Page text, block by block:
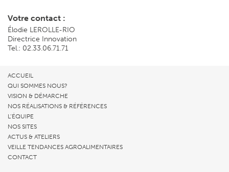
Votre contact :
Élodie LEROLLE-RIO
Directrice Innovation
Tel.: 02.33.06.71.71
ACCUEIL
QUI SOMMES NOUS?
VISION & DÉMARCHE
NOS RÉALISATIONS & RÉFÉRENCES
L’ÉQUIPE
NOS SITES
ACTUS & ATELIERS
VEILLE TENDANCES AGROALIMENTAIRES
CONTACT